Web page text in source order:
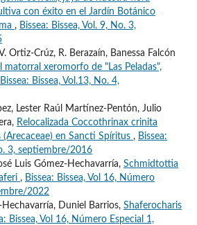
con éxito en el Jardín Botánico
, Bissea: Bissea, Vol. 9, No. 3,
Ortiz-Crúz, R. Berazaín, Banessa Falcón
matorral xeromorfo de "Las Peladas",
Bissea: Bissea, Vol.13, No. 4,
Lester Raúl Martínez-Pentón, Julio
Relocalizada Coccothrinax crinita
(Arecaceae) en Sancti Spíritus , Bissea:
3, septiembre/2016
Luis Gómez-Hechavarría, Schmidtottia
, Bissea: Bissea, Vol 16, Número
2022
Hechavarría, Duniel Barrios, Shaferocharis
Bissea, Vol 16, Número Especial 1,